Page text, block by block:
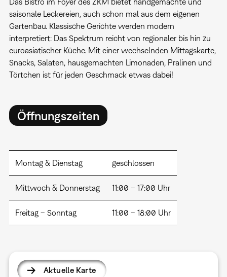
saisonale Leckereien, auch schon mal aus dem eigenen
Gartenbau. Klassische Gerichte werden modern
interpretiert: Das Spektrum reicht von regionaler bis hin zu
euroasiatischer Küche. Mit einer wechselnden Mittagskarte,
Snacks, Salaten, hausgemachten Limonaden, Pralinen und
Törtchen ist für jeden Geschmack etwas dabei!
Öffnungszeiten
Montag & Dienstag geschlossen
Mittwoch & Donnerstag 11:00 – 17:00 Uhr
Freitag – Sonntag 11:00 – 18:00 Uhr
Aktuelle Karte